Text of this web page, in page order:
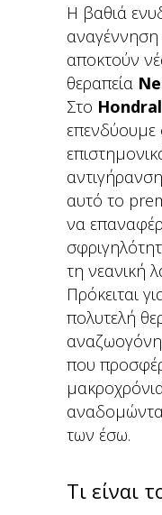
Η βαθιά
αναγέννηση
αποκτούν
θεραπεία
Στο
επενδύουμε
αυτό το
να
τη νεανική
Πρόκειται
πολυτελή
που
των έσω.
Τι είναι